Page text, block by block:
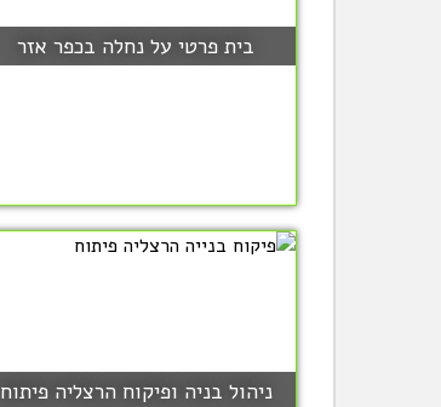
בית פרטי על נחלה בכפר אזר
ניהול בניה ופיקוח הרצליה פיתוח